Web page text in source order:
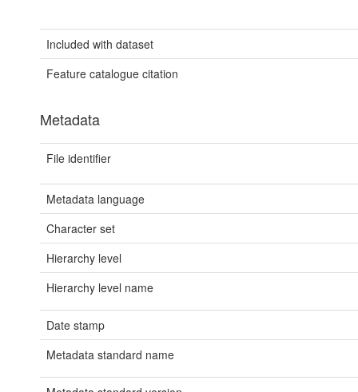
Included with dataset
Feature catalogue citation
Metadata
File identifier
Metadata language
Character set
Hierarchy level
Hierarchy level name
Date stamp
Metadata standard name